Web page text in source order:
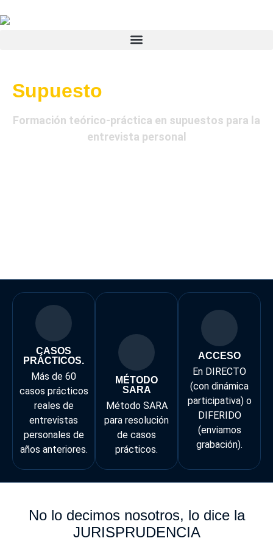
supuestos entrevista policía
nacional
Supuesto
Formación teórico-práctica en supuestos para la
entrevista personal
CASOS
PRÁCTICOS.
Más de 60
casos prácticos
reales de
entrevistas
personales de
años anteriores.
MÉTODO
SARA
Método SARA
para resolución
de casos
prácticos.
ACCESO
En DIRECTO
(con dinámica
participativa) o
DIFERIDO
(enviamos
grabación).
No lo decimos nosotros, lo dice la
JURISPRUDENCIA